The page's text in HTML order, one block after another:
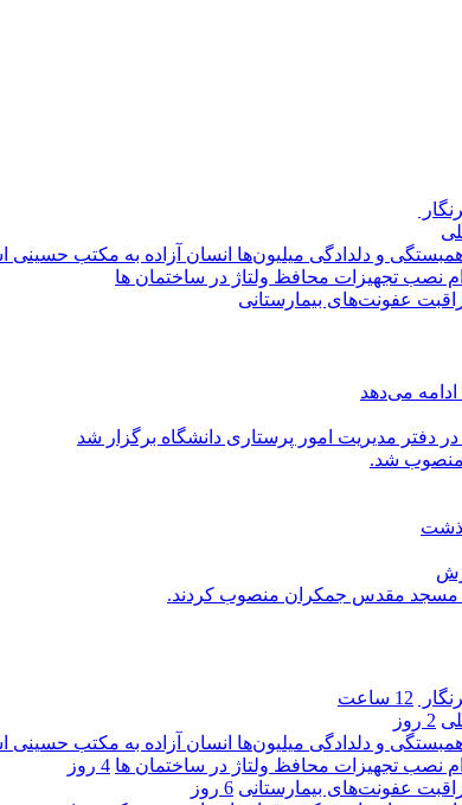
همبستگی و دلدادگی میلیون‌ها انسان آزاده به مکتب
نصب تجهیزات محافظ ولتاژ در ساختمان ها
عفونت‌های بیمارستانی
می‌دهد
مدیریت امور پرستاری دانشگاه برگزار شد
منصوب شد.
مسجد مقدس جمکران منصوب کردند.
12 ساعت
2 روز
همبستگی و دلدادگی میلیون‌ها انسان آزاده به مکتب
نصب تجهیزات محافظ ولتاژ در ساختمان ها 4 روز
عفونت‌های بیمارستانی 6 روز